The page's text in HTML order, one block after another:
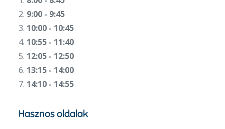
2. 9:00 - 9:45
3. 10:00 - 10:45
4. 10:55 - 11:40
5. 12:05 - 12:50
6. 13:15 - 14:00
7. 14:10 - 14:55
Hasznos oldalak